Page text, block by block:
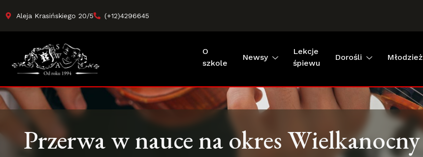
Aleja Krasińskiego 20/5 (+12)4296645
O
szkole
Newsy
Lekcje
śpiewu
Dorośli Młodzież
Przerwa w nauce na okres Wielkanocny